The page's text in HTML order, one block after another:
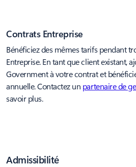
Contrats Entreprise
Bénéficiez des mêmes tarifs pendant
Entreprise. En tant que client existant,
Government à votre contrat et
annuelle. Contactez un partenaire de
savoir plus.
Admissibilité